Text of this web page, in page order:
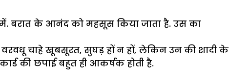
बरात के आनंद को महसूस किया जाता है. उस का
चाहे खूबसूरत, सुघड़ हों न हों, लेकिन उन की शादी के
की छपाई बहुत ही आकर्षक होती है.